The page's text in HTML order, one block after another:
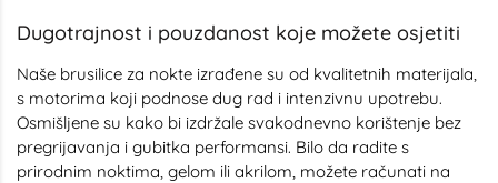
Dugotrajnost i pouzdanost koje možete osjetiti
Naše brusilice za nokte izrađene su od kvalitetnih materijala,
s motorima koji podnose dug rad i intenzivnu upotrebu.
Osmišljene su kako bi izdržale svakodnevno korištenje bez
pregrijavanja i gubitka performansi. Bilo da radite s
prirodnim noktima, gelom ili akrilom, možete računati na